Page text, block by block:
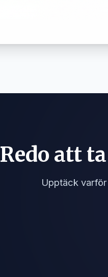
Redo att
Upptäck